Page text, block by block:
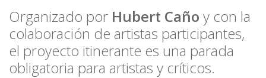
Organizado por Hubert Caño y con la
colaboración de artistas participantes,
el proyecto itinerante es una parada
obligatoria para artistas y críticos.